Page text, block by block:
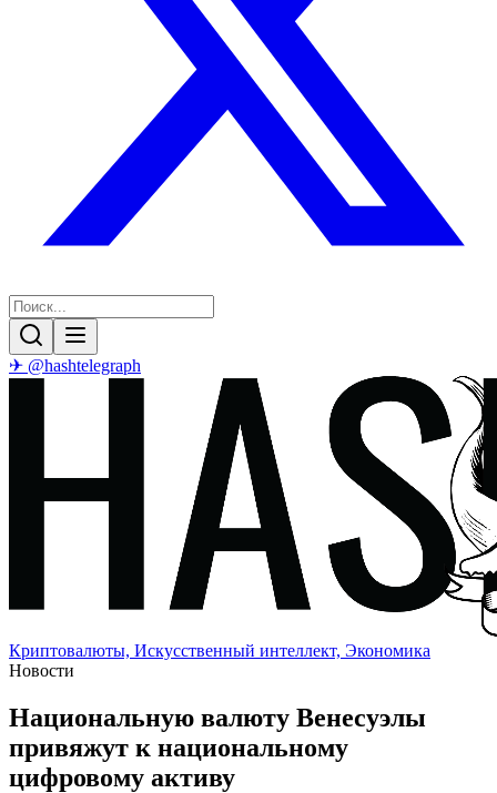
✈ @hashtelegraph
Криптовалюты, Искусственный интеллект, Экономика
Новости
Национальную валюту Венесуэлы
привяжут к национальному
цифровому активу